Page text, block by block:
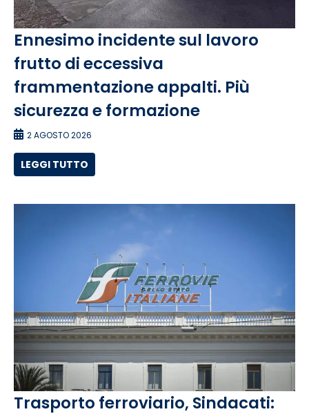
Ennesimo incidente sul lavoro
frutto di eccessiva
frammentazione appalti. Più
sicurezza e formazione
2 AGOSTO 2026
LEGGI TUTTO
Trasporto ferroviario, Sindacati: